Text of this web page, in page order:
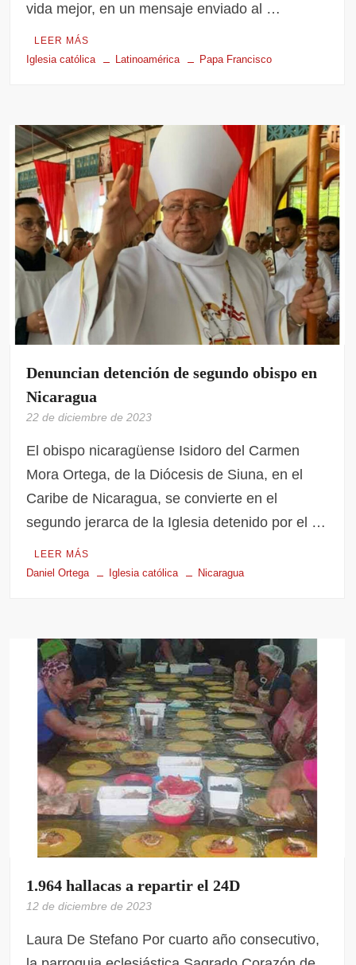
vida mejor, en un mensaje enviado al …
LEER MÁS
Iglesia católica Latinoamérica Papa Francisco
Denuncian detención de segundo obispo en
Nicaragua
22 de diciembre de 2023
El obispo nicaragüense Isidoro del Carmen
Mora Ortega, de la Diócesis de Siuna, en el
Caribe de Nicaragua, se convierte en el
segundo jerarca de la Iglesia detenido por el …
LEER MÁS
Daniel Ortega Iglesia católica Nicaragua
1.964 hallacas a repartir el 24D
12 de diciembre de 2023
Laura De Stefano Por cuarto año consecutivo,